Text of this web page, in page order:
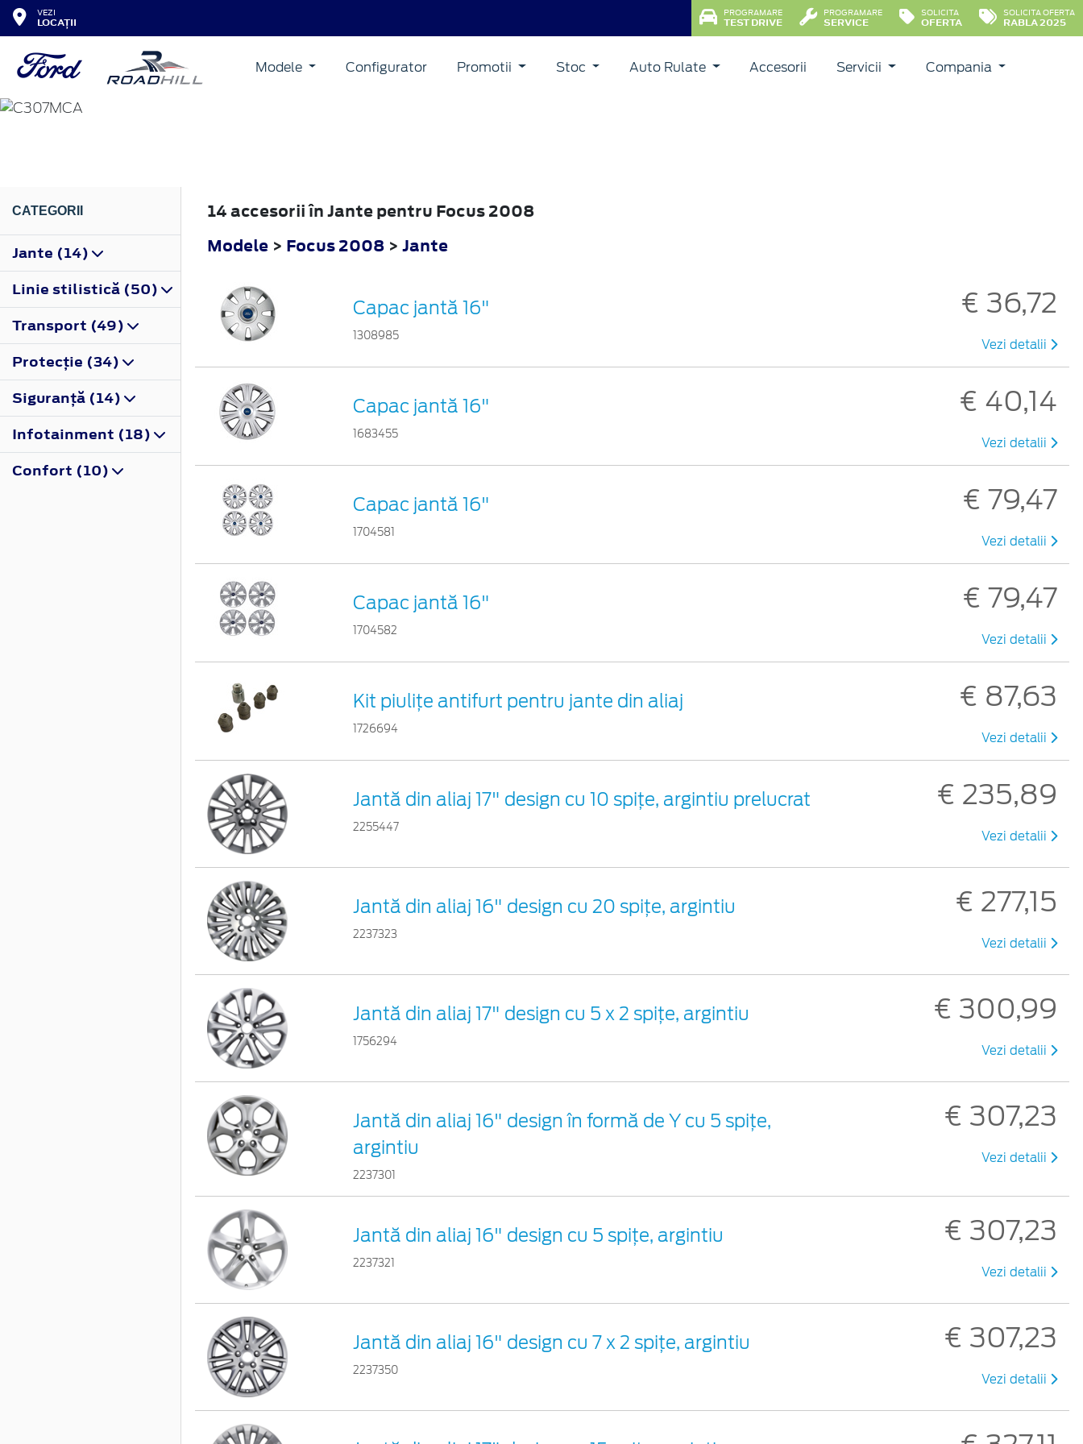
VEZI
LOCAȚII
PROGRAMARE
TEST DRIVE
PROGRAMARE
SERVICE
SOLICITA
OFERTA
SOLICITA OFERTA
RABLA 2025
Modele Configurator Promotii Stoc Auto Rulate Accesorii Servicii Compania
FOCUS
CATEGORII
Jante (14)
Linie stilistică (50)
Transport (49)
Protecţie (34)
Siguranţă (14)
Infotainment (18)
Confort (10)
14 accesorii în Jante pentru Focus 2008
Modele > Focus 2008 > Jante
Capac jantă 16"
1308985
€ 36,72
Vezi detalii
Capac jantă 16"
1683455
€ 40,14
Vezi detalii
Capac jantă 16"
1704581
€ 79,47
Vezi detalii
Capac jantă 16"
1704582
€ 79,47
Vezi detalii
Kit piuliţe antifurt pentru jante din aliaj
1726694
€ 87,63
Vezi detalii
Jantă din aliaj 17" design cu 10 spiţe, argintiu prelucrat
2255447
€ 235,89
Vezi detalii
Jantă din aliaj 16" design cu 20 spiţe, argintiu
2237323
€ 277,15
Vezi detalii
Jantă din aliaj 17" design cu 5 x 2 spiţe, argintiu
1756294
€ 300,99
Vezi detalii
Jantă din aliaj 16" design în formă de Y cu 5 spiţe,
argintiu
2237301
€ 307,23
Vezi detalii
Jantă din aliaj 16" design cu 5 spiţe, argintiu
2237321
€ 307,23
Vezi detalii
Jantă din aliaj 16" design cu 7 x 2 spiţe, argintiu
2237350
€ 307,23
Vezi detalii